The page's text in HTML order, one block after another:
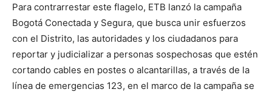
Para contrarrestar este flagelo, ETB lanzó la campaña
Bogotá Conectada y Segura, que busca unir esfuerzos
con el Distrito, las autoridades y los ciudadanos para
reportar y judicializar a personas sospechosas que estén
cortando cables en postes o alcantarillas, a través de la
línea de emergencias 123, en el marco de la campaña se